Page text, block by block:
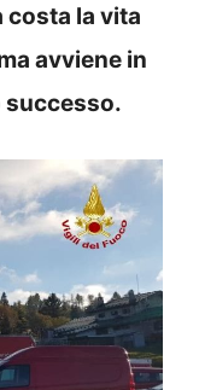
costa la vita
avviene in
successo.